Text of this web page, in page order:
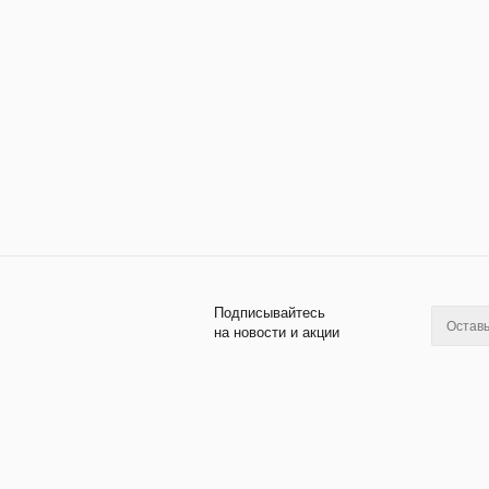
Подписывайтесь
на новости и акции